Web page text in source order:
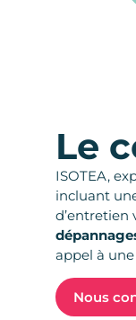
Le
ISOTEA,
incluant
d’entretien
appel à
Nous